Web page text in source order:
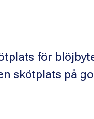
för
skötplats på